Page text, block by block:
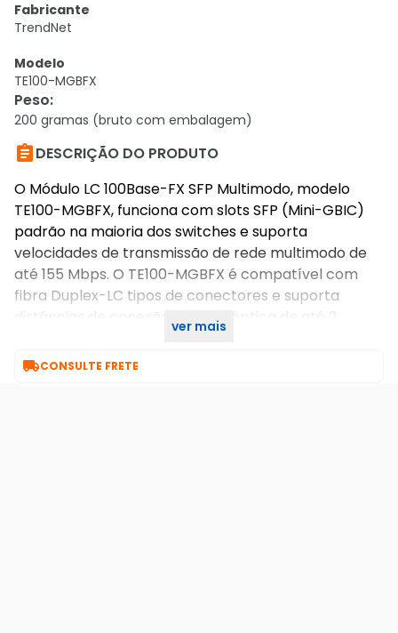
Fabricante
TrendNet
Modelo
TE100-MGBFX
Peso:
200 gramas (bruto com embalagem)
DESCRIÇÃO DO PRODUTO
O Módulo LC 100Base-FX SFP Multimodo, modelo
TE100-MGBFX, funciona com slots SFP (Mini-GBIC)
padrão na maioria dos switches e suporta
velocidades de transmissão de rede multimodo de
até 155 Mbps. O TE100-MGBFX é compatível com
fibra Duplex-LC tipos de conectores e suporta
distâncias de conexão de fibra óptica de até 2
ver mais
CONSULTE FRETE